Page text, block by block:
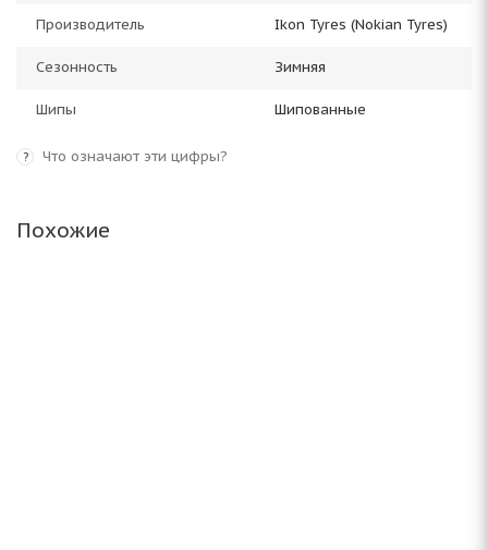
Производитель Ikon Tyres (Nokian Tyres)
Сезонность Зимняя
Шипы Шипованные
? Что означают эти цифры?
Похожие